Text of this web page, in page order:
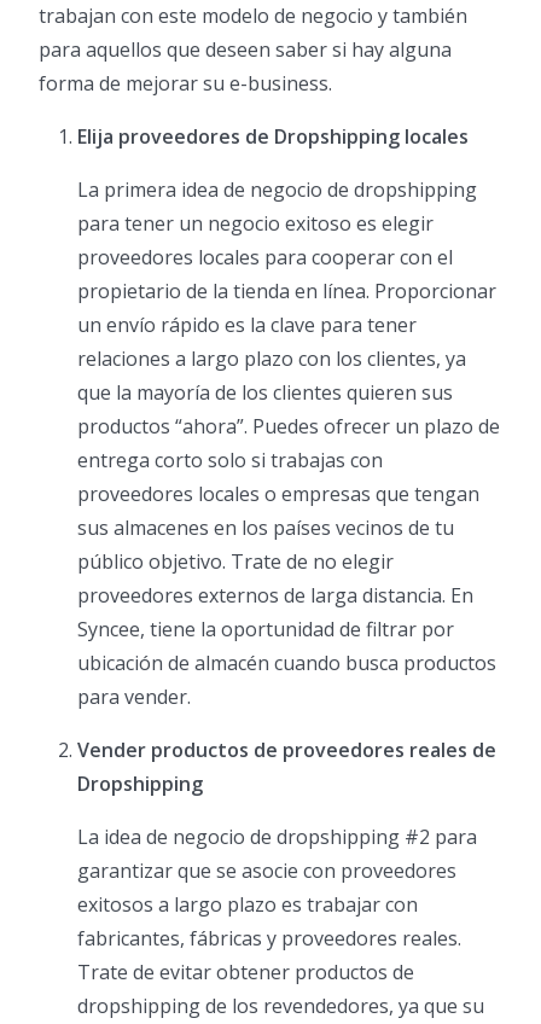
trabajan con este modelo de negocio y también
para aquellos que deseen saber si hay alguna
forma de mejorar su e-business.
Elija proveedores de Dropshipping locales
La primera idea de negocio de dropshipping
para tener un negocio exitoso es elegir
proveedores locales para cooperar con el
propietario de la tienda en línea. Proporcionar
un envío rápido es la clave para tener
relaciones a largo plazo con los clientes, ya
que la mayoría de los clientes quieren sus
productos “ahora”. Puedes ofrecer un plazo de
entrega corto solo si trabajas con
proveedores locales o empresas que tengan
sus almacenes en los países vecinos de tu
público objetivo. Trate de no elegir
proveedores externos de larga distancia. En
Syncee, tiene la oportunidad de filtrar por
ubicación de almacén cuando busca productos
para vender.
Vender productos de proveedores reales de
Dropshipping
La idea de negocio de dropshipping #2 para
garantizar que se asocie con proveedores
exitosos a largo plazo es trabajar con
fabricantes, fábricas y proveedores reales.
Trate de evitar obtener productos de
dropshipping de los revendedores, ya que su